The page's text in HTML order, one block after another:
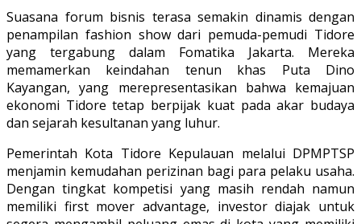
Suasana forum bisnis terasa semakin dinamis dengan
penampilan fashion show dari pemuda-pemudi Tidore
yang tergabung dalam Fomatika Jakarta. Mereka
memamerkan keindahan tenun khas Puta Dino
Kayangan, yang merepresentasikan bahwa kemajuan
ekonomi Tidore tetap berpijak kuat pada akar budaya
dan sejarah kesultanan yang luhur.
Pemerintah Kota Tidore Kepulauan melalui DPMPTSP
menjamin kemudahan perizinan bagi para pelaku usaha.
Dengan tingkat kompetisi yang masih rendah namun
memiliki first mover advantage, investor diajak untuk